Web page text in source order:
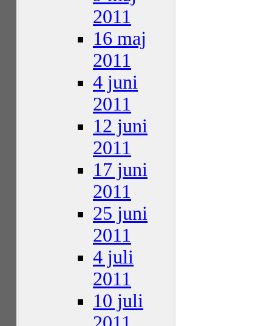
2011
16 maj
2011
4 juni
2011
12 juni
2011
17 juni
2011
25 juni
2011
4 juli
2011
10 juli